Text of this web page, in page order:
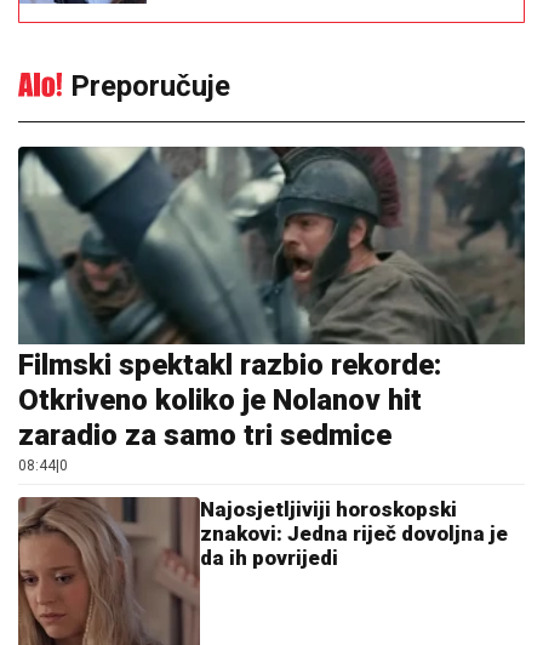
Preporučuje
Filmski spektakl razbio rekorde:
Otkriveno koliko je Nolanov hit
zaradio za samo tri sedmice
08:44|0
Najosjetljiviji horoskopski
znakovi: Jedna riječ dovoljna je
da ih povrijedi